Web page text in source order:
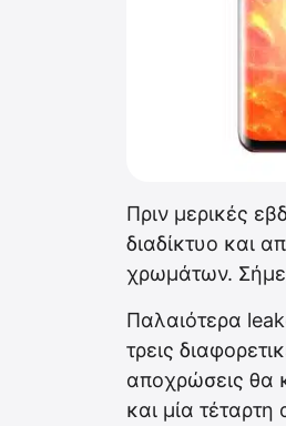
Πριν μερικές
διαδίκτυο και
χρωμάτων.
Παλαιότερα
τρεις
αποχρώσεις θα
και μία